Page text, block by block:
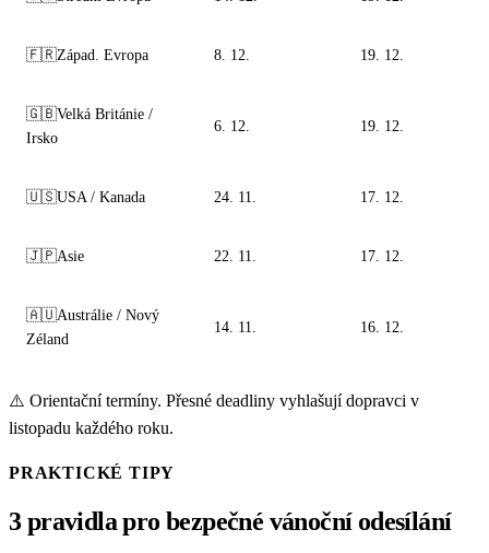
🇫🇷Západ. Evropa 8. 12. 19. 12.
🇬🇧Velká Británie /
Irsko
6. 12. 19. 12.
🇺🇸USA / Kanada 24. 11. 17. 12.
🇯🇵Asie 22. 11. 17. 12.
🇦🇺Austrálie / Nový
Zéland
14. 11. 16. 12.
⚠️ Orientační termíny. Přesné deadliny vyhlašují dopravci v
listopadu každého roku.
PRAKTICKÉ TIPY
3 pravidla pro bezpečné vánoční odesílání